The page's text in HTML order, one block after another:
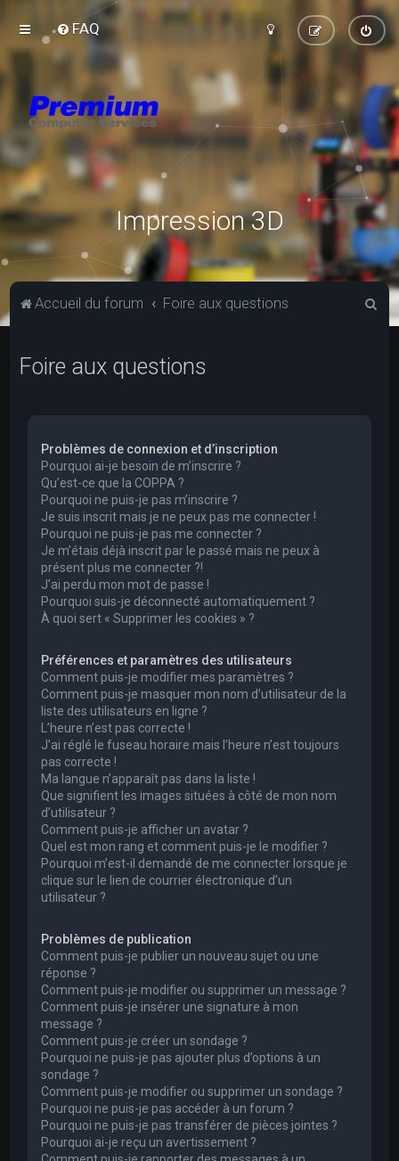
FAQ
Impression 3D
Accueil du forum Foire aux questions
Foire aux questions
Problèmes de connexion et d’inscription
Pourquoi ai-je besoin de m’inscrire ?
Qu’est-ce que la COPPA ?
Pourquoi ne puis-je pas m’inscrire ?
Je suis inscrit mais je ne peux pas me connecter !
Pourquoi ne puis-je pas me connecter ?
Je m’étais déjà inscrit par le passé mais ne peux à
présent plus me connecter ?!
J’ai perdu mon mot de passe !
Pourquoi suis-je déconnecté automatiquement ?
À quoi sert « Supprimer les cookies » ?
Préférences et paramètres des utilisateurs
Comment puis-je modifier mes paramètres ?
Comment puis-je masquer mon nom d’utilisateur de la
liste des utilisateurs en ligne ?
L’heure n’est pas correcte !
J’ai réglé le fuseau horaire mais l’heure n’est toujours
pas correcte !
Ma langue n’apparaît pas dans la liste !
Que signifient les images situées à côté de mon nom
d’utilisateur ?
Comment puis-je afficher un avatar ?
Quel est mon rang et comment puis-je le modifier ?
Pourquoi m’est-il demandé de me connecter lorsque je
clique sur le lien de courrier électronique d’un
utilisateur ?
Problèmes de publication
Comment puis-je publier un nouveau sujet ou une
réponse ?
Comment puis-je modifier ou supprimer un message ?
Comment puis-je insérer une signature à mon
message ?
Comment puis-je créer un sondage ?
Pourquoi ne puis-je pas ajouter plus d’options à un
sondage ?
Comment puis-je modifier ou supprimer un sondage ?
Pourquoi ne puis-je pas accéder à un forum ?
Pourquoi ne puis-je pas transférer de pièces jointes ?
Pourquoi ai-je reçu un avertissement ?